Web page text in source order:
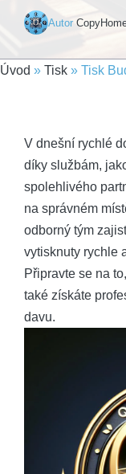
Autor
Úvod » Tisk » Tisk
V dnešní rychlé
díky službám,
spolehlivého
na správném
odborný tým
vytisknuty rychle
Připravte se na
také získáte
davu.